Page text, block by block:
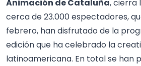
Animación de Cataluña, cierra
cerca de 23.000 espectadores,
febrero, han disfrutado de la
edición que ha celebrado la
latinoamericana. En total se han